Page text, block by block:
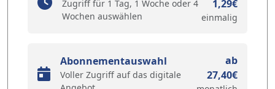
Zugriff für 1 Tag, 1 Woche oder 4
Wochen auswählen
1,29€
einmalig
Abonnementauswahl
Voller Zugriff auf das digitale
ab
27,40€